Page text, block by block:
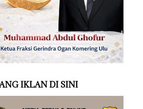
IKLAN DI SINI